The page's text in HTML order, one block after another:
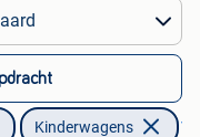
Kinderwagens